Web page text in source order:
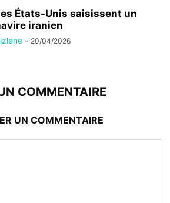
États-Unis saisissent un
iranien
- 20/04/2026
COMMENTAIRE
UN COMMENTAIRE